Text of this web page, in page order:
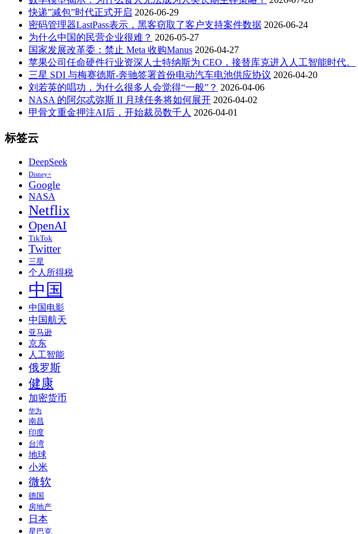
快递”减包”时代正式开启 2026-06-29
密码管理器LastPass表示，黑客窃取了客户支持案件数据 2026-06-24
为什么中国的民营企业很难？ 2026-05-27
国家发展改革委：禁止 Meta 收购Manus 2026-04-27
苹果公司任命硬件行业资深人士特纳斯为 CEO，接替库克进入人工智能时代。
三星 SDI 与梅赛德斯-奔驰签署首份电动汽车电池供应协议 2026-04-20
刘若英的唱功，为什么很多人会觉得“一般”？ 2026-04-06
NASA 的阿尔忒弥斯 II 月球任务将如何展开 2026-04-02
甲骨文重金押注AI后，开始裁员数千人 2026-04-01
标签云
DeepSeek
Disney+
Google
NASA
Netflix
OpenAI
TikTok
Twitter
三星
个人所得税
中国
中国电影
中国航天
亚马逊
京东
人工智能
俄罗斯
健康
加密货币
华为
南昌
印度
台湾
地球
小米
微软
德国
房地产
日本
星巴克